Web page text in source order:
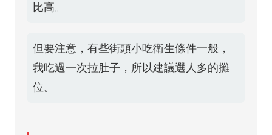
比高。
但要注意，有些街頭小吃衛生條件一般，
我吃過一次拉肚子，所以建議選人多的攤
位。